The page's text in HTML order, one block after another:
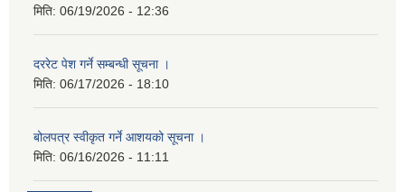
मिति: 06/19/2026 - 12:36
दररेट पेश गर्ने सम्बन्धी सूचना ।
मिति: 06/17/2026 - 18:10
बोलपत्र स्वीकृत गर्ने आशयको सूचना ।
मिति: 06/16/2026 - 11:11